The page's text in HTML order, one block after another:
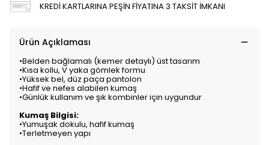
KREDİ KARTLARINA PEŞİN FİYATINA 3 TAKSİT İMKANI
Ürün Açıklaması
•Belden bağlamalı (kemer detaylı) üst tasarım
•Kısa kollu, V yaka gömlek formu
•Yüksek bel, düz paça pantolon
•Hafif ve nefes alabilen kumaş
•Günlük kullanım ve şık kombinler için uygundur
Kumaş Bilgisi:
•Yumuşak dokulu, hafif kumaş
•Terletmeyen yapı